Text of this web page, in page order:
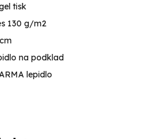
tisk
130 g/m2
na podklad
lepidlo